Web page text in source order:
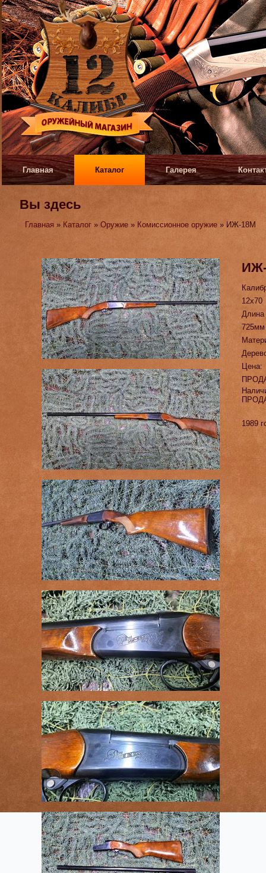
Главная Каталог Галерея
Вы здесь
Главная » Каталог »Оружие » Комиссионное оружие » ИЖ-18М
12х70
725мм
Цена:
1989